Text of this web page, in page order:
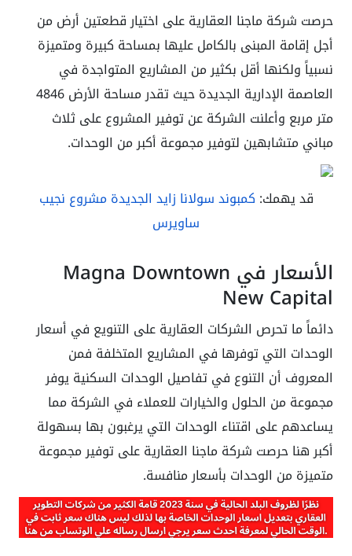
حرصت شركة ماجنا العقارية على اختيار قطعتين أرض من
أجل إقامة المبنى بالكامل عليها بمساحة كبيرة ومتميزة
نسبياً ولكنها أقل بكثير من المشاريع المتواجدة في
العاصمة الإدارية الجديدة حيث تقدر مساحة الأرض 4846
متر مربع وأعلنت الشركة عن توفير المشروع على ثلاث
مباني متشابهين لتوفير مجموعة أكبر من الوحدات.
قد يهمك: كمبوند سولانا زايد الجديدة مشروع نجيب
ساويرس
الأسعار في Magna Downtown
New Capital
دائماً ما تحرص الشركات العقارية على التنويع في أسعار
الوحدات التي توفرها في المشاريع المتخلفة فمن
المعروف أن التنوع في تفاصيل الوحدات السكنية يوفر
مجموعة من الحلول والخيارات للعملاء في الشركة مما
يساعدهم على اقتناء الوحدات التي يرغبون بها بسهولة
أكبر هنا حرصت شركة ماجنا العقارية على توفير مجموعة
متميزة من الوحدات بأسعار منافسة.